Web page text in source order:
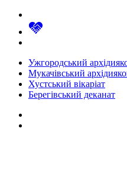
Ужгородський
Мукачівський
Хустський вікаріат
Берегівський деканат